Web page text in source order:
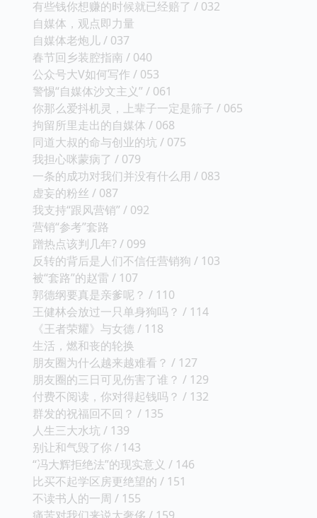
有些钱你想赚的时候就已经赔了 / 032
自媒体，观点即力量
自媒体老炮儿 / 037
春节回乡装腔指南 / 040
公众号大V如何写作 / 053
警惕“自媒体沙文主义” / 061
你那么爱抖机灵，上辈子一定是筛子 / 065
拘留所里走出的自媒体 / 068
同道大叔的命与创业的坑 / 075
我担心咪蒙病了 / 079
一条的成功对我们并没有什么用 / 083
虚妄的粉丝 / 087
我支持“跟风营销” / 092
营销“参考”套路
蹭热点该判几年? / 099
反转的背后是人们不信任营销狗 / 103
被“套路”的赵雷 / 107
郭德纲要真是亲爹呢？ / 110
王健林会放过一只单身狗吗？ / 114
《王者荣耀》与女德 / 118
生活，燃和丧的轮换
朋友圈为什么越来越难看？ / 127
朋友圈的三日可见伤害了谁？ / 129
付费不阅读，你对得起钱吗？ / 132
群发的祝福回不回？ / 135
人生三大水坑 / 139
别让和气毁了你 / 143
“冯大辉拒绝法”的现实意义 / 146
比买不起学区房更绝望的 / 151
不读书人的一周 / 155